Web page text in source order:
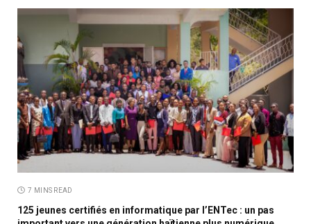
7 MINS READ
125 jeunes certifiés en informatique par l’ENTec : un pas